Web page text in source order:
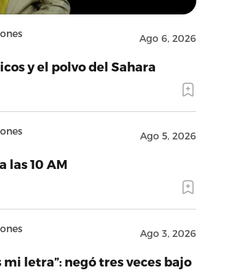
Ago 6, 2026
y el polvo del Sahara
Ago 5, 2026
las 10 AM
Ago 3, 2026
mi letra”: negó tres veces bajo